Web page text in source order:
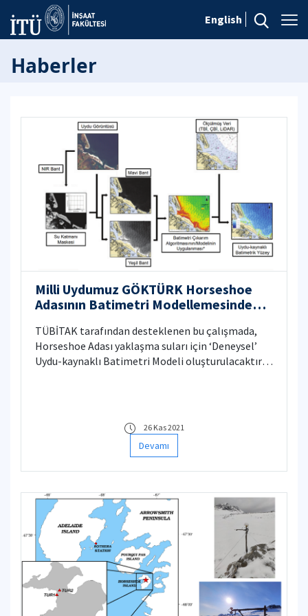
English
Haberler
Milli Uydumuz GÖKTÜRK Horseshoe
Adasının Batimetri Modellemesinde
TÜBİTAK tarafından desteklenen bu çalışmada,
Horseshoe Adası yaklaşma suları için ‘Deneysel’
Uydu-kaynaklı Batimetri Modeli oluşturulacaktır.
ile elde edilen uydu verileri ile karşılaştırmalı
testler gerçekleştirilecektir.
26 Kas 2021
Devamı